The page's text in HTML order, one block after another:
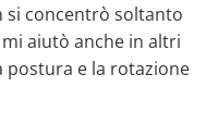
si concentrò soltanto
aiutò anche in altri
postura e la rotazione